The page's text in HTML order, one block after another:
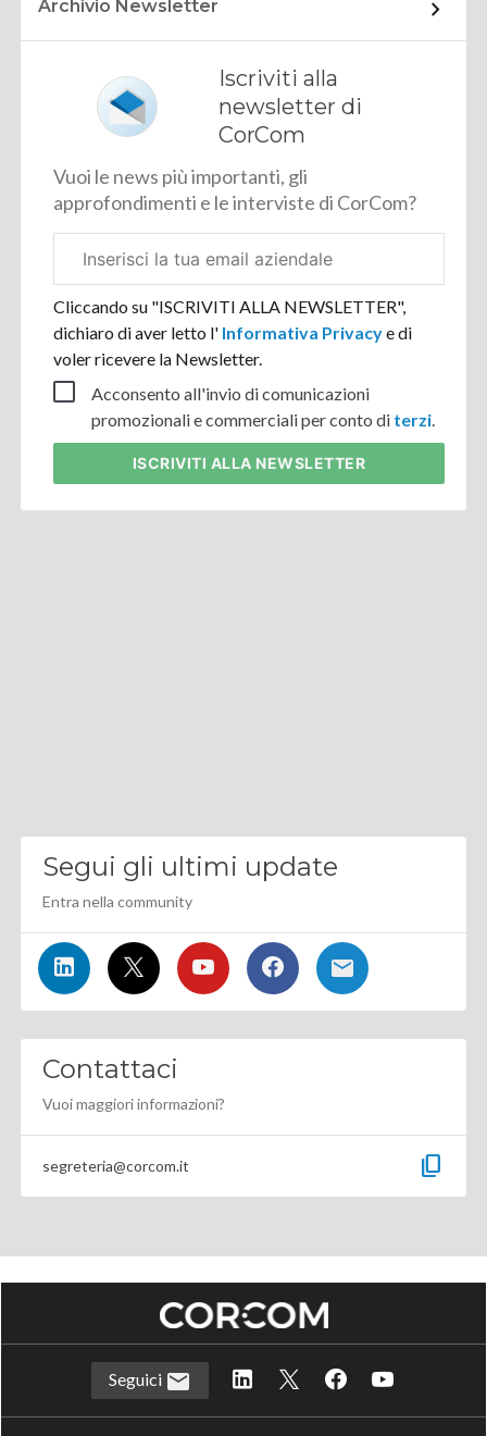
Archivio Newsletter
Iscriviti alla
newsletter di
CorCom
Vuoi le news più importanti, gli
approfondimenti e le interviste di CorCom?
aziendale
Cliccando su "ISCRIVITI ALLA NEWSLETTER",
dichiaro di aver letto l' Informativa Privacye di
voler ricevere la Newsletter.
Acconsento all'invio di comunicazioni
promozionali e commerciali per conto di terzi.
ISCRIVITI ALLA NEWSLETTER
Segui gli ultimi update
Entra nella community
Contattaci
Vuoi maggiori informazioni?
segreteria@corcom.it content_copy
Seguici